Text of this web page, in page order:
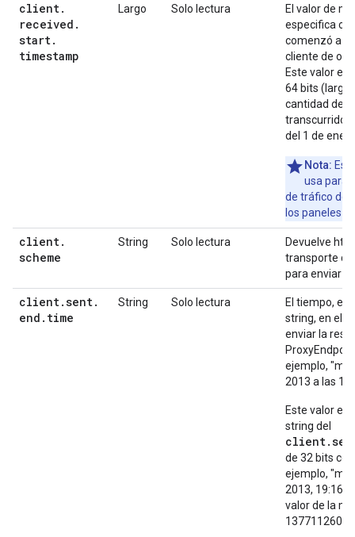
client.
received .
start.
timestamp
Largo Solo lectura
El valor de
especifica
comenzó a
cliente de
Este valor es
64 bits
cantidad de
transcurridos
del 1 de
Nota:
usa para
de tráfico de
los paneles
client.
scheme
String Solo lectura
Devuelve
transporte
para enviar
client.sent.
end . time
String Solo lectura
El tiempo,
string, en el
enviar la
ejemplo,
2013 a las
Este valor es
string del
de 32 bits
ejemplo,
2013,
valor de la